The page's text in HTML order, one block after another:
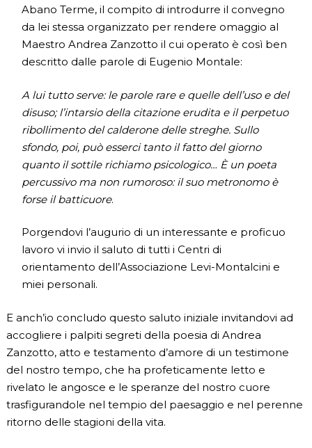
Abano Terme, il compito di introdurre il convegno
da lei stessa organizzato per rendere omaggio al
Maestro Andrea Zanzotto il cui operato è così ben
descritto dalle parole di Eugenio Montale:
A lui tutto serve: le parole rare e quelle dell’uso e del
disuso; l’intarsio della citazione erudita e il perpetuo
ribollimento del calderone delle streghe. Sullo
sfondo, poi, può esserci tanto il fatto del giorno
quanto il sottile richiamo psicologico… È un poeta
percussivo ma non rumoroso: il suo metronomo è
forse il batticuore.
Porgendovi l’augurio di un interessante e proficuo
lavoro vi invio il saluto di tutti i Centri di
orientamento dell’Associazione Levi-Montalcini e
miei personali.
E anch’io concludo questo saluto iniziale invitandovi ad
accogliere i palpiti segreti della poesia di Andrea
Zanzotto, atto e testamento d’amore di un testimone
del nostro tempo, che ha profeticamente letto e
rivelato le angosce e le speranze del nostro cuore
trasfigurandole nel tempio del paesaggio e nel perenne
ritorno delle stagioni della vita.